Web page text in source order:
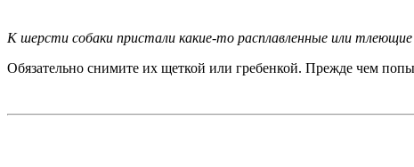
К шерсти собаки пристали какие-то расплавленные или
Обязательно снимите их щеткой или гребенкой. Прежде чем